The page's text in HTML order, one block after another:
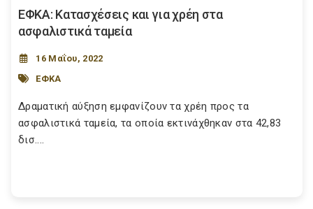
ΕΦΚΑ: Κατασχέσεις και για χρέη στα
ασφαλιστικά ταμεία
16 Μαΐου, 2022
ΕΦΚΑ
Δραματική αύξηση εμφανίζουν τα χρέη προς τα
ασφαλιστικά ταμεία, τα οποία εκτινάχθηκαν στα 42,83
δισ....